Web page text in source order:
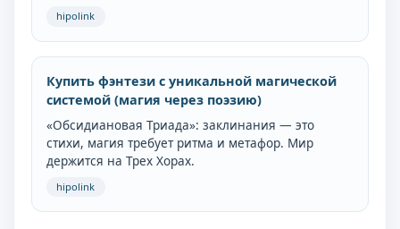
hipolink
Купить фэнтези с уникальной магической
системой (магия через поэзию)
«Обсидиановая Триада»: заклинания — это
стихи, магия требует ритма и метафор. Мир
держится на Трех Хорах.
hipolink